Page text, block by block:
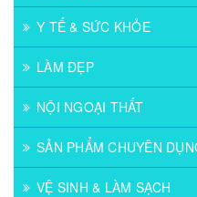
Y TẾ & SỨC KHỎE
LÀM ĐẸP
NỘI NGOẠI THẤT
SẢN PHẨM CHUYÊN
VỆ SINH & LÀM SẠCH